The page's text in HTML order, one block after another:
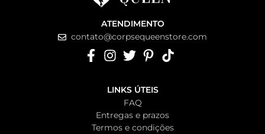
ATENDIMENTO
contato@corpsequeenstore.com
LINKS ÚTEIS
FAQ
Entregas e prazos
Termos e condições